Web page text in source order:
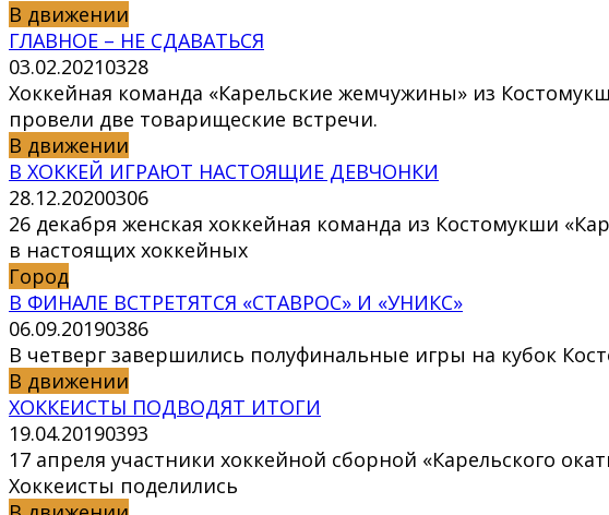
В движении
ГЛАВНОЕ – НЕ СДАВАТЬСЯ
03.02.20210328
Хоккейная команда «Карельские жемчужины» из
провели две товарищеские встречи.
В движении
В ХОККЕЙ ИГРАЮТ НАСТОЯЩИЕ ДЕВЧОНКИ
28.12.20200306
26 декабря женская хоккейная команда из Костомукши
в настоящих хоккейных
Город
В ФИНАЛЕ ВСТРЕТЯТСЯ «СТАВРОС» И «УНИКС»
06.09.20190386
В четверг завершились полуфинальные игры на кубок
В движении
ХОККЕИСТЫ ПОДВОДЯТ ИТОГИ
19.04.20190393
17 апреля участники хоккейной сборной «Карельского
Хоккеисты поделились